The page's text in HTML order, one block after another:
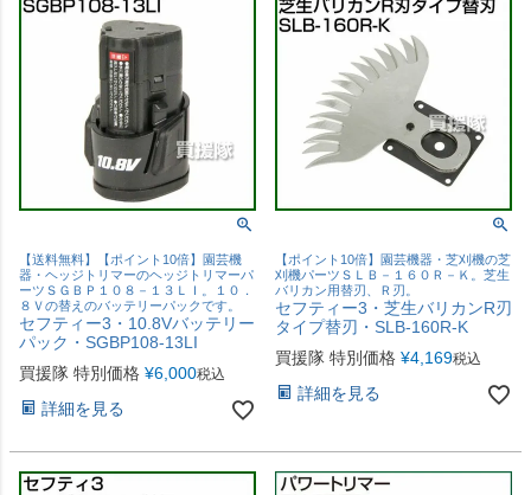
【送料無料】【ポイント10倍】園芸機
器・ヘッジトリマーのヘッジトリマーパ
ーツＳＧＢＰ１０８－１３ＬＩ。１０．
８Ｖの替えのバッテリーパックです。
セフティー3・10.8Vバッテリー
パック・SGBP108-13LI
買援隊 特別価格 ¥6,000税込
詳細を見る
【ポイント10倍】園芸機器・芝刈機の芝
刈機パーツＳＬＢ－１６０Ｒ－Ｋ。芝生
バリカン用替刃、Ｒ刃。
セフティー3・芝生バリカンR刃
タイプ替刃・SLB-160R-K
買援隊 特別価格 ¥4,169税込
詳細を見る